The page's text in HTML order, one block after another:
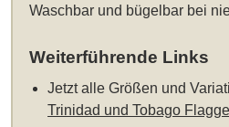
Waschbar und bügelbar bei
Weiterführende Links
Jetzt alle Größen und
Trinidad und Tobago Flagge